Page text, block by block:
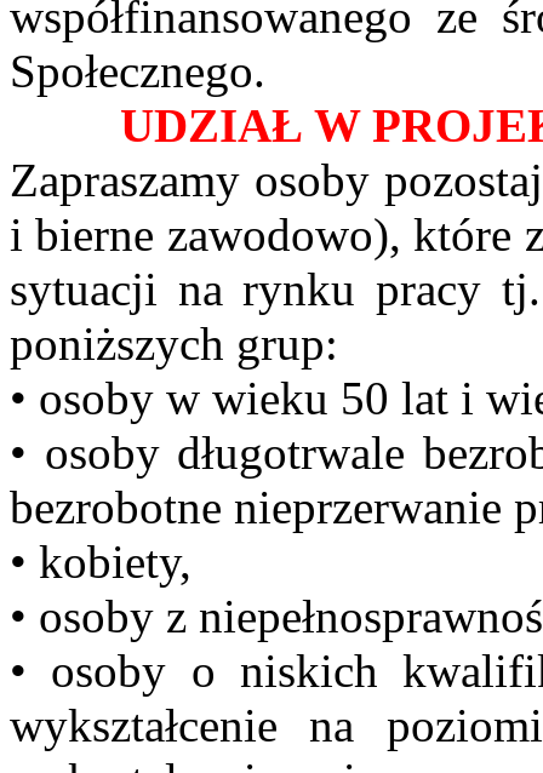
współfinansowanego ze
Społecznego.
UDZIAŁ W
Zapraszamy osoby
i bierne zawodowo), które
sytuacji na rynku pracy
poniższych grup:
• osoby w wieku 50 lat i
• osoby długotrwale
bezrobotne nieprzerwanie
• kobiety,
• osoby z
• osoby o niskich
wykształcenie na